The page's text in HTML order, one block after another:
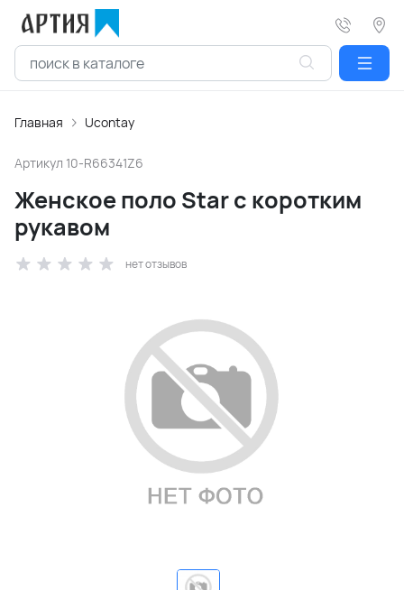
Главная Ucontay
Артикул 10-R66341Z6
Женское поло Star с коротким
рукавом
нет отзывов